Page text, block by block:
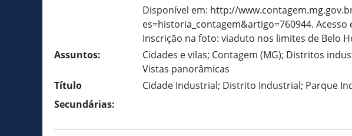
Disponível em: http://
es=historia_contagem&artigo=760944. Acesso
Inscrição na foto: viaduto nos limites de Belo
Assuntos:
Cidades e vilas; Contagem (MG); Distritos
Vistas panorâmicas
Título
Secundárias:
Cidade Industrial; Distrito Industrial; Parque